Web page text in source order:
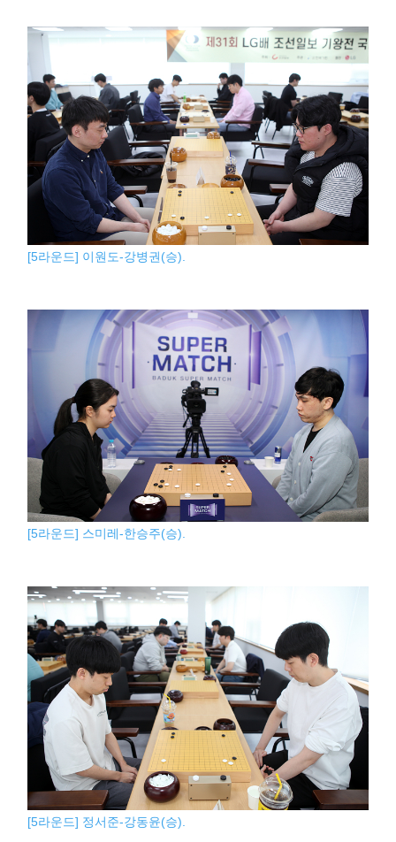
[5라운드] 이원도-강병권(승).
[5라운드] 스미레-한승주(승).
[5라운드] 정서준-강동윤(승).